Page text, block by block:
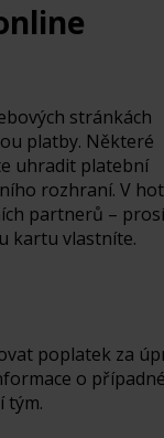
stránkách
platby. Některé
uhradit platební
rozhraní. V
partnerů –
kartu vlastníte.
poplatek za
o
tým.